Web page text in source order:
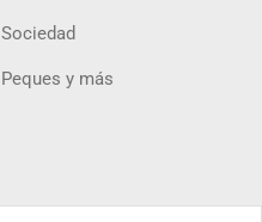
Sociedad
Peques y más